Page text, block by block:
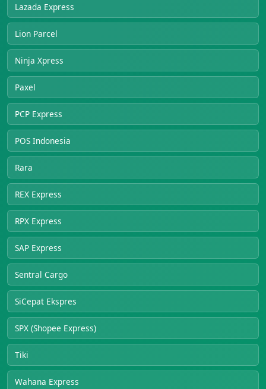
Lazada Express
Lion Parcel
Ninja Xpress
Paxel
PCP Express
POS Indonesia
Rara
REX Express
RPX Express
SAP Express
Sentral Cargo
SiCepat Ekspres
SPX (Shopee Express)
Tiki
Wahana Express